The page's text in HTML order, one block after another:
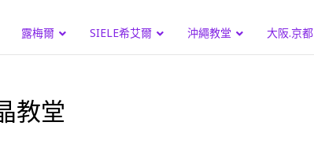
露梅爾 SIELE希艾爾 沖繩教堂 大阪.京都
教堂